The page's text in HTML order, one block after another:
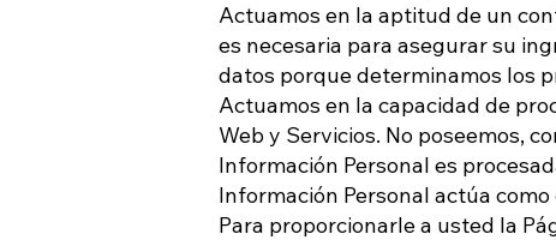
Actuamos en la aptitud de un
es necesaria para asegurar su
datos porque determinamos los
Actuamos en la capacidad de
Web y Servicios. No poseemos,
Información Personal es
Información Personal actúa
Para proporcionarle a usted la